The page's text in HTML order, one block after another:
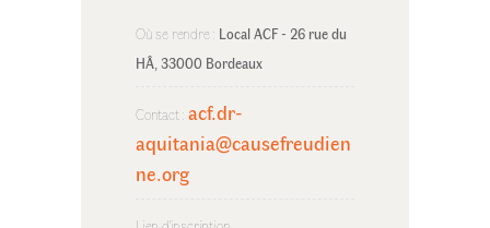
Où se rendre : Local ACF - 26 rue du
HÂ, 33000 Bordeaux
Contact : acf.dr-
aquitania@causefreudien
ne.org